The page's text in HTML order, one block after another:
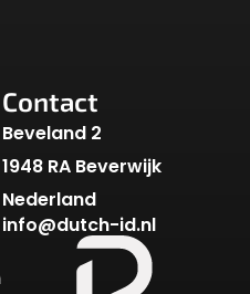
Contact
Beveland 2
1948 RA Beverwijk
Nederland
info@dutch-id.nl